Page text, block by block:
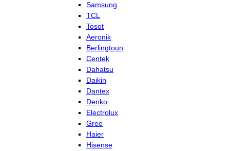
Samsung
TCL
Tosot
Aeronik
Berlingtoun
Centek
Dahatsu
Daikin
Dantex
Denko
Electrolux
Gree
Haier
Hisense